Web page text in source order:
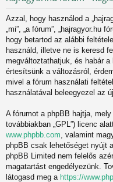
Azzal, hogy használod a
„mi”, „a fórum”, „hajragyor.hu
hogy betartod az alábbi
használd, illetve ne is keresd
megváltoztathatjuk, és habár
értesítsünk a változásról,
mivel a fórum használati
használatával beleegyezel az
A fórumot a phpBB hajtja, mely
továbbiakban „GPL”) licenc
www.phpbb.com , valamint
phpBB csak lehetőséget nyújt
phpBB Limited nem felelős
magatartást engedélyezünk.
látogasd meg a https://